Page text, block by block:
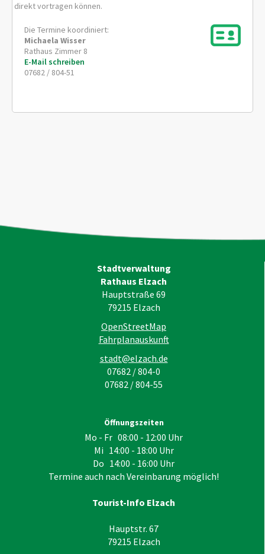
direkt vortragen können.
Die Termine koordiniert:
Michaela Wisser
Rathaus Zimmer 8
E-Mail schreiben
07682 / 804-51
Stadtverwaltung
Rathaus Elzach
Hauptstraße 69
79215 Elzach
OpenStreetMap
Fahrplanauskunft
stadt@elzach.de
07682 / 804-0
07682 / 804-55
Öffnungszeiten
Mo - Fr 08:00 - 12:00 Uhr
Mi 14:00 - 18:00 Uhr
Do 14:00 - 16:00 Uhr
Termine auch nach Vereinbarung möglich!
Tourist-Info Elzach
Hauptstr. 67
79215 Elzach